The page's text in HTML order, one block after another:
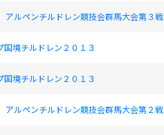
ルペンチルドレン競技会群馬大会第３戦
国境チルドレン２０１３
国境チルドレン２０１３
ルペンチルドレン競技会群馬大会第２戦